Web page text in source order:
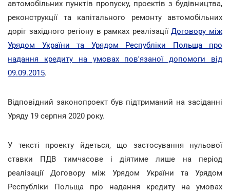
автомобільних пунктів пропуску, проектів з будівництва,
реконструкції та капітального ремонту автомобільних
доріг західного регіону в рамках реалізаціїДоговору між
Урядом України та Урядом Республіки Польща про
надання кредиту на умовах пов'язаної допомоги від
09.09.2015.
Відповідний законопроект був підтриманий на засіданні
Уряду 19 серпня 2020 року.
У тексті проекту йдеться, що застосування нульової
ставки ПДВ тимчасове і діятиме лише на період
реалізації Договору між Урядом України та Урядом
Республіки Польща про надання кредиту на умовах